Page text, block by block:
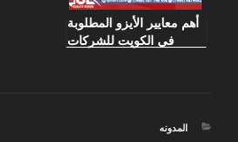
أهم معايير الأيزو المطلوبة
في الكويت للشركات
التصنيفات
المدونه